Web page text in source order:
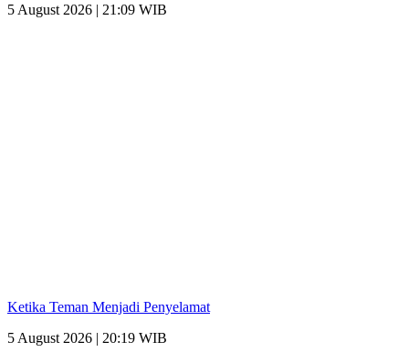
5 August 2026 | 21:09 WIB
Ketika Teman Menjadi Penyelamat
5 August 2026 | 20:19 WIB